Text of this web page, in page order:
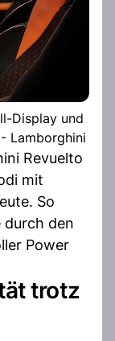
Display und
Lamborghini
Revuelto
mit
So
durch den
Power
trotz